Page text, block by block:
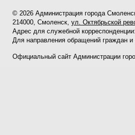
© 2026 Администрация города
214000, Смоленск,ул. Октябрьской
Адрес для служебной
Для направления обращений граждан и
Официальный сайт Администрации